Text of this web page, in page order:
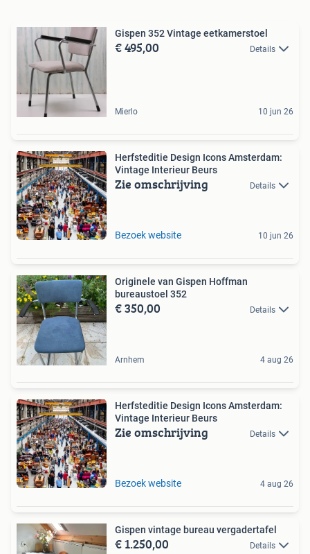
Gispen 352 Vintage eetkamerstoel
€ 495,00 Details
Mierlo 10 jun 26
Herfsteditie Design Icons Amsterdam:
Vintage Interieur Beurs
Zie omschrijving Details
Bezoek website 10 jun 26
Originele van Gispen Hoffman
bureaustoel 352
€ 350,00 Details
Arnhem 4 aug 26
Herfsteditie Design Icons Amsterdam:
Vintage Interieur Beurs
Zie omschrijving Details
Bezoek website 4 aug 26
Gispen vintage bureau vergadertafel
€ 1.250,00 Details